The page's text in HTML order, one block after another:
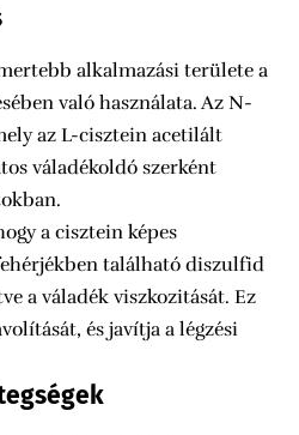
alkalmazási területe a
való használata. Az N-
az L-cisztein acetilált
váladékoldó szerként
a cisztein képes
található diszulfid
a váladék viszkozitását. Ez
és javítja a légzési